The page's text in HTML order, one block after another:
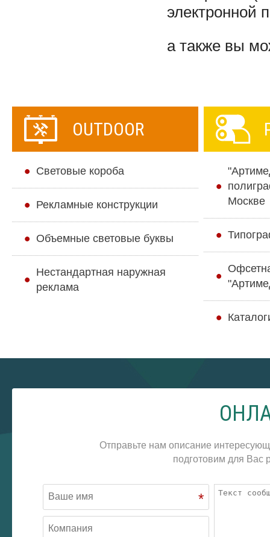
электронной
а также вы
OUTDOOR
Cветовые короба
Рекламные конструкции
Объемные световые буквы
Нестандартная наружная
реклама
Москве
Отправьте нам описание
подготовим для Вас
*